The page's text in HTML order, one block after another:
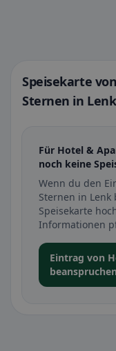
Speisekarte
Sternen in Lenk
Für Hotel &
noch keine
Wenn du den
Sternen in
Speisekarte
Informationen
Eintrag von
beanspruchen